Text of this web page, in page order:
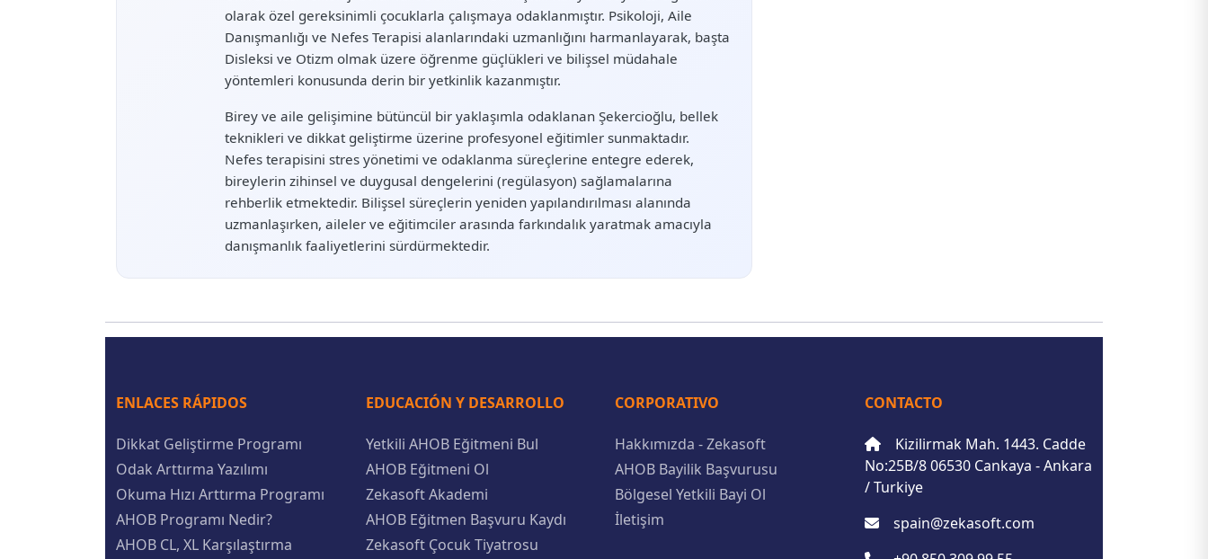
olarak özel gereksinimli çocuklarla çalışmaya odaklanmıştır. Psikoloji, Aile
Danışmanlığı ve Nefes Terapisi alanlarındaki uzmanlığını harmanlayarak, başta
Disleksi ve Otizm olmak üzere öğrenme güçlükleri ve bilişsel müdahale
yöntemleri konusunda derin bir yetkinlik kazanmıştır.
Birey ve aile gelişimine bütüncül bir yaklaşımla odaklanan Şekercioğlu, bellek
teknikleri ve dikkat geliştirme üzerine profesyonel eğitimler sunmaktadır.
Nefes terapisini stres yönetimi ve odaklanma süreçlerine entegre ederek,
bireylerin zihinsel ve duygusal dengelerini (regülasyon) sağlamalarına
rehberlik etmektedir. Bilişsel süreçlerin yeniden yapılandırılması alanında
uzmanlaşırken, aileler ve eğitimciler arasında farkındalık yaratmak amacıyla
danışmanlık faaliyetlerini sürdürmektedir.
ENLACES RÁPIDOS
Dikkat Geliştirme Programı
Odak Arttırma Yazılımı
Okuma Hızı Arttırma Programı
AHOB Programı Nedir?
AHOB CL, XL Karşılaştırma
EDUCACIÓN Y DESARROLLO
Yetkili AHOB Eğitmeni Bul
AHOB Eğitmeni Ol
Zekasoft Akademi
AHOB Eğitmen Başvuru Kaydı
Zekasoft Çocuk Tiyatrosu
CORPORATIVO
Hakkımızda - Zekasoft
AHOB Bayilik Başvurusu
Bölgesel Yetkili Bayi Ol
İletişim
CONTACTO
Kizilirmak Mah. 1443. Cadde
No:25B/8 06530 Cankaya - Ankara
/ Turkiye
spain@zekasoft.com